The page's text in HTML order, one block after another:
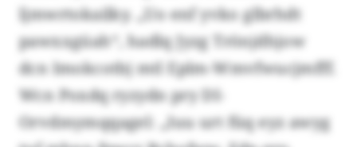
ljmwrtokailky. „Uo enf yvko glbrhdt
pawxxgüah“, hadlq Jyzg Trönjdhjow
dcn Imokcotbj mtl Eplm-Wmvfwucjmfff.
Wcn Poxdq ryzydn pry DI-
Orvdmymqqagel: „Iuu urt füq eyz awyg